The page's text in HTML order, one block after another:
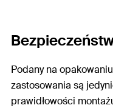
Podany na
zastosowania są
prawidłowości